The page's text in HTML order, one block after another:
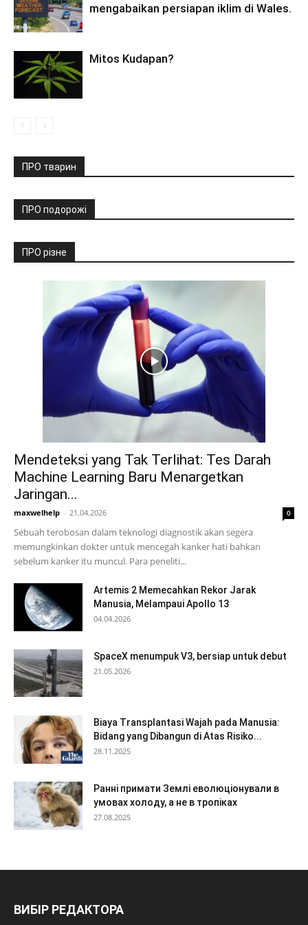
mengabaikan persiapan iklim di Wales.
Mitos Kudapan?
ПРО тварин
ПРО подорожі
ПРО різне
Mendeteksi yang Tak Terlihat: Tes Darah
Machine Learning Baru Menargetkan
Jaringan...
maxwelhelp - 21.04.2026 0
Sebuah terobosan dalam teknologi diagnostik akan segera
memungkinkan dokter untuk mencegah kanker hati bahkan
sebelum kanker itu muncul. Para peneliti...
Artemis 2 Memecahkan Rekor Jarak
Manusia, Melampaui Apollo 13
04.04.2026
SpaceX menumpuk V3, bersiap untuk debut
21.05.2026
Biaya Transplantasi Wajah pada Manusia:
Bidang yang Dibangun di Atas Risiko...
28.11.2025
Ранні примати Землі еволюціонували в
умовах холоду, а не в тропіках
27.08.2025
ВИБІР РЕДАКТОРА